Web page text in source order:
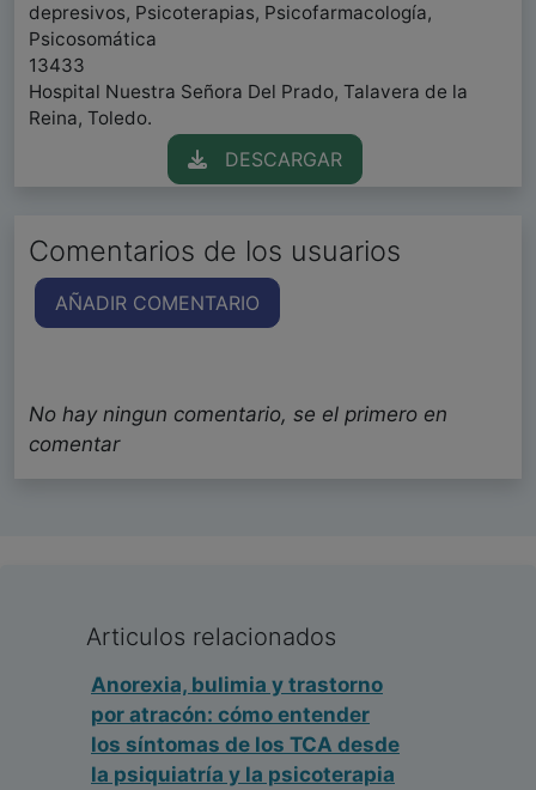
depresivos, Psicoterapias, Psicofarmacología,
Psicosomática
13433
Hospital Nuestra Señora Del Prado, Talavera de la
Reina, Toledo.
DESCARGAR
Comentarios de los usuarios
AÑADIR COMENTARIO
No hay ningun comentario, se el primero en
comentar
Articulos relacionados
Anorexia, bulimia y trastorno
por atracón: cómo entender
los síntomas de los TCA desde
la psiquiatría y la psicoterapia